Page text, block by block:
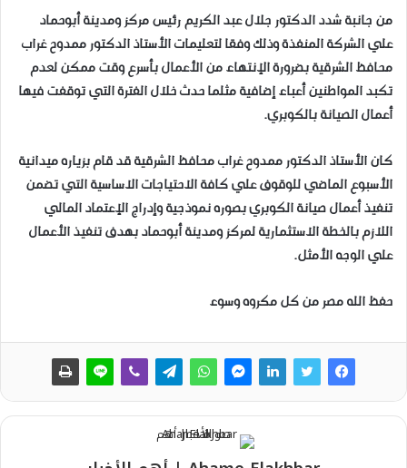
من جانبة شدد الدكتور جلال عبد الكريم رئيس مركز ومدينة أبوحماد
علي الشركة المنفذة وذلك وفقا لتعليمات الأستاذ الدكتور ممدوح غراب
محافظ الشرقية بضرورة الإنتهاء من الأعمال بأسرع وقت ممكن لعدم
تكبد المواطنين أعباء إضافية مثلما حدث خلال الفترة التي توقفت فيها
أعمال الصيانة بالكوبري.
كان الأستاذ الدكتور ممدوح غراب محافظ الشرقية قد قام بزياره ميدانية
الأسبوع الماضي للوقوف علي كافة الاحتياجات الاساسية التي تضمن
تنفيذ أعمال صيانة الكوبري بصوره نموذجية وإدراج الإعتماد المالي
اللازم بالخطة الاستثمارية لمركز ومدينة أبوحماد بهدف تنفيذ الأعمال
علي الوجه الأمثل.
حفظ الله مصر من كل مكروه وسوء